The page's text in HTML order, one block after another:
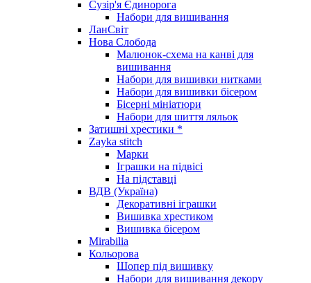
Сузір'я Єдинорога
Набори для вишивання
ЛанСвіт
Нова Слобода
Малюнок-схема на канві для
вишивання
Набори для вишивки нитками
Набори для вишивки бісером
Бісерні мініатюри
Набори для шиття ляльок
Затишні хрестики *
Zayka stitch
Марки
Іграшки на підвісі
На підставці
ВДВ (Україна)
Декоративні іграшки
Вишивка хрестиком
Вишивка бісером
Mirabilia
Кольорова
Шопер під вишивку
Набори для вишивання декору